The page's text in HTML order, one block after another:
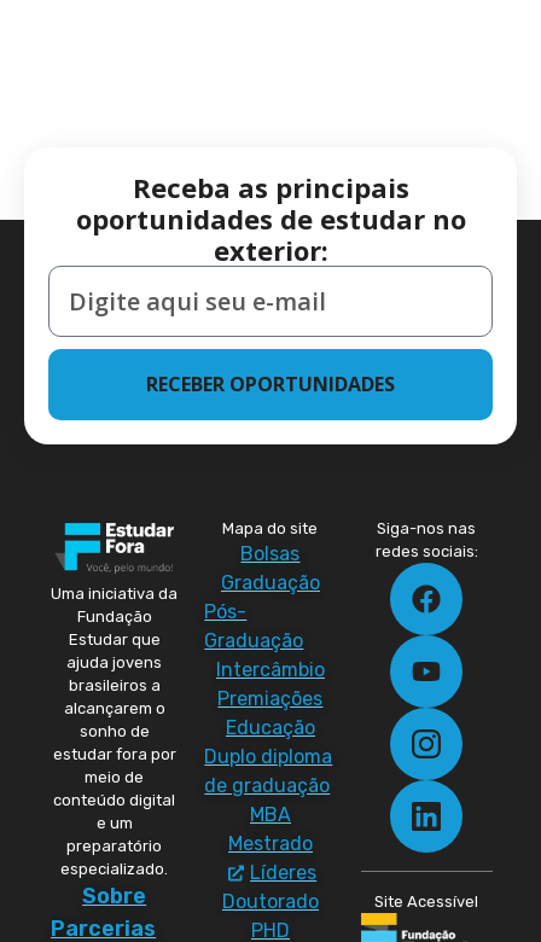
Receba as principais
oportunidades de estudar no
exterior:
RECEBER OPORTUNIDADES
Uma iniciativa da
Fundação
Estudar que
ajuda jovens
brasileiros a
alcançarem o
sonho de
estudar fora por
meio de
conteúdo digital
e um
preparatório
especializado.
Sobre
Parcerias
Mapa do site
Bolsas
Graduação
Pós-
Graduação
Intercâmbio
Premiações
Educação
Duplo diploma
de graduação
MBA
Mestrado
Líderes
Doutorado
PHD
Siga-nos nas
redes sociais:
Site Acessível